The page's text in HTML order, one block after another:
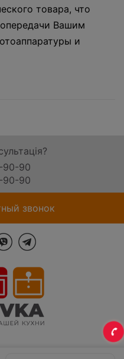
товара, что
Вашим
и
90-90
90-90
звонок